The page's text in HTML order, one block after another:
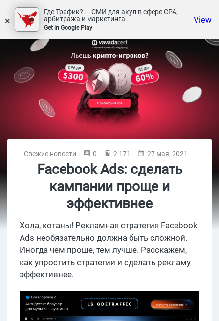
×
Где Трафик? — СМИ для акул в сфере СРА,
арбитража и маркетинга
Get in Google Play
View
Свежие новости 0 2 171 27 мая, 2021
Facebook Ads: сделать
кампании проще и
эффективнее
Хола, котаны! Рекламная стратегия Facebook
Ads необязательно должна быть сложной.
Иногда чем проще, тем лучше. Расскажем,
как упростить стратегии и сделать рекламу
эффективнее.